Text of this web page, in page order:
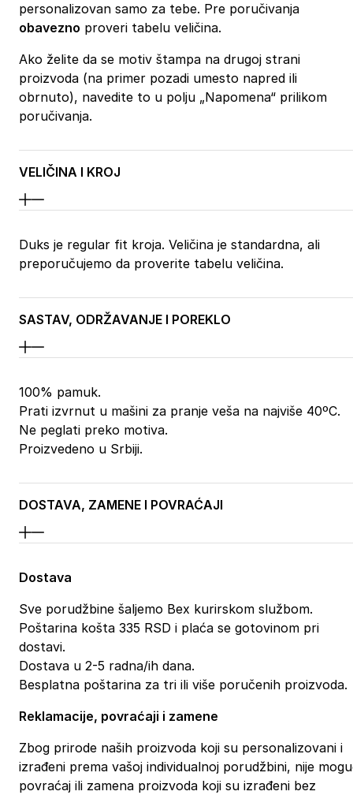
personalizovan samo za tebe. Pre poručivanja
obavezno proveri tabelu veličina.
Ako želite da se motiv štampa na drugoj strani
proizvoda (na primer pozadi umesto napred ili
obrnuto), navedite to u polju „Napomena“ prilikom
poručivanja.
VELIČINA I KROJ
Duks je regular fit kroja. Veličina je standardna, ali
preporučujemo da proverite tabelu veličina.
SASTAV, ODRŽAVANJE I POREKLO
100% pamuk.
Prati izvrnut u mašini za pranje veša na najviše 40ºC.
Ne peglati preko motiva.
Proizvedeno u Srbiji.
DOSTAVA, ZAMENE I POVRAĆAJI
Dostava
Sve porudžbine šaljemo Bex kurirskom službom.
Poštarina košta 335 RSD i plaća se gotovinom pri
dostavi.
Dostava u 2-5 radna/ih dana.
Besplatna poštarina za tri ili više poručenih proizvoda.
Reklamacije, povraćaji i zamene
Zbog prirode naših proizvoda koji su personalizovani i
izrađeni prema vašoj individualnoj porudžbini, nije
povraćaj ili zamena proizvoda koji su izrađeni bez